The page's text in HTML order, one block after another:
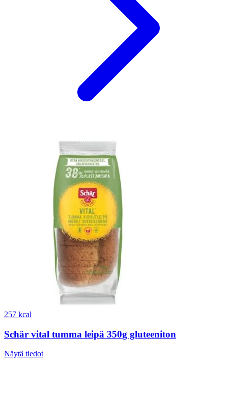
257 kcal
Schär vital tumma leipä 350g gluteeniton
Näytä tiedot